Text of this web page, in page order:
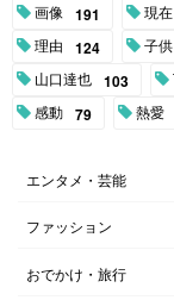
画像 191 現在
理由 124 子供
山口達也 103
感動 79 熱愛
エンタメ・芸能
ファッション
おでかけ・旅行